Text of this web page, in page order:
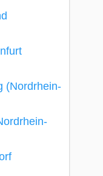
(Nordrhein-